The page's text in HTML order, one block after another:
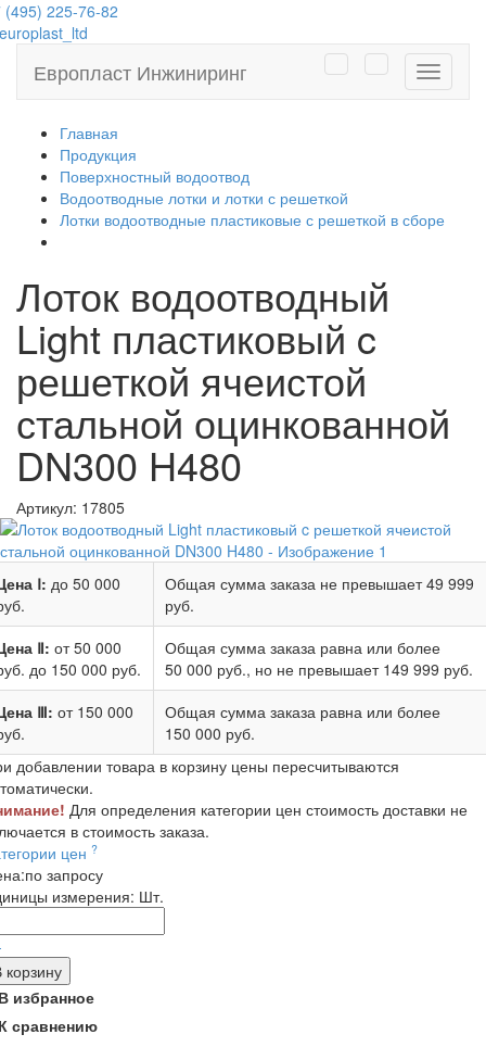
(495) 225-76-82
Европласт Инжиниринг
Главная
Продукция
Поверхностный водоотвод
Водоотводные лотки и лотки с решеткой
Лотки водоотводные пластиковые с решеткой в сборе
Лоток водоотводный
Light пластиковый c
решеткой ячеистой
стальной оцинкованной
DN300 H480
Артикул: 17805
Ⅰ: до 50 000
Общая сумма заказа не превышает49 999
руб.
Ⅱ: от 50 000
до 150 000 руб.
Общая сумма заказа равна или более
50 000 руб., но не превышает 149 999 руб.
Ⅲ: от 150 000
Общая сумма заказа равна или более
150 000 руб.
добавлении товара в корзину цены пересчитываются
Для определения категории цен стоимость доставки не
в стоимость заказа.
цен ?
по запросу
измерения: Шт.
корзину
избранное
сравнению